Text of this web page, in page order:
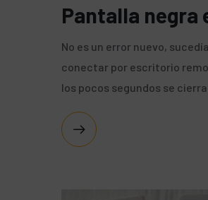
Pantalla negra
No es un error nuevo,
conectar por escritorio
los pocos segundos se